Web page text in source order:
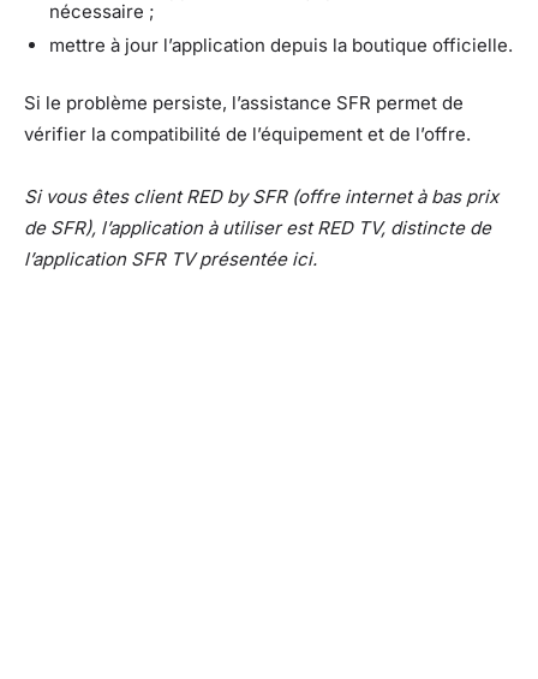
nécessaire ;
mettre à jour l’application depuis la boutique officielle.
Si le problème persiste, l’assistance SFR permet de
vérifier la compatibilité de l’équipement et de l’offre.
Si vous êtes client RED by SFR (offre internet à bas prix
de SFR), l’application à utiliser est RED TV, distincte de
l’application SFR TV présentée ici.